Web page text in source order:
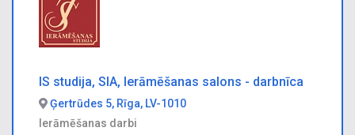
IS studija, SIA, Ierāmēšanas salons - darbnīca
Ģertrūdes 5, Rīga, LV-1010
Ierāmēšanas darbi